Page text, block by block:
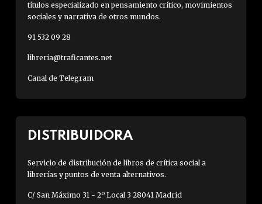
títulos especializado en pensamiento crítico, movimientos
sociales y narrativa de otros mundos.
91 532 09 28
libreria@traficantes.net
Canal de Telegram
DISTRIBUIDORA
Servicio de distribución de libros de crítica social a
librerías y puntos de venta alternativos.
C/ San Máximo 31 - 2º Local 3 28041 Madrid